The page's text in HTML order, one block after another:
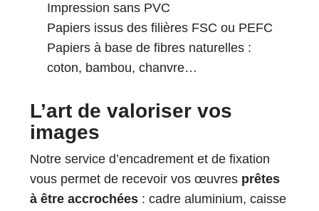
Impression sans PVC
Papiers issus des filières FSC ou PEFC
Papiers à base de fibres naturelles :
coton, bambou, chanvre…
L’art de valoriser vos
images
Notre service d’encadrement et de fixation
vous permet de recevoir vos œuvres prêtes
à être accrochées : cadre aluminium, caisse